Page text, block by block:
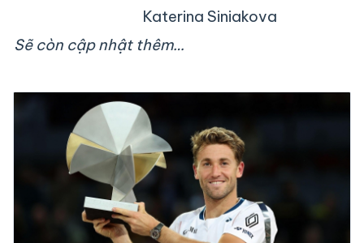
Katerina Siniakova
Sẽ còn cập nhật thêm…